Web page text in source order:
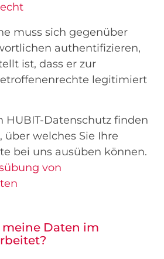
muss sich gegenüber
authentifizieren,
ist, dass er zur
legitimiert
HUBIT-Datenschutz finden
über welches Sie Ihre
bei uns ausüben können.
von
Daten im